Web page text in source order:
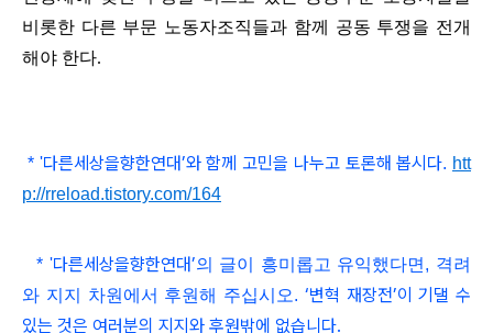
비롯한 다른 부문 노동자조직들과 함께 공동 투쟁을 전개
해야 한다.
*'다른세상을향한연대’와 함께 고민을 나누고 토론해 봅시다. htt
p://rreload.tistory.com/164
* '다른세상을향한연대’의 글이 흥미롭고 유익했다면, 격려
와 지지 차원에서 후원해 주십시오. ‘변혁 재장전’이 기댈 수
있는 것은 여러분의 지지와 후원밖에 없습니다.